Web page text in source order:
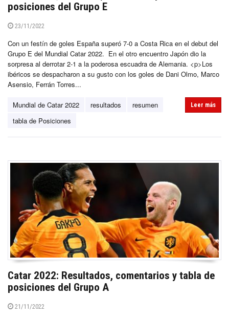
posiciones del Grupo E
23/11/2022
Con un festín de goles España superó 7-0 a Costa Rica en el debut del
Grupo E del Mundial Catar 2022. En el otro encuentro Japón dio la
sorpresa al derrotar 2-1 a la poderosa escuadra de Alemania. <p>Los
ibéricos se despacharon a su gusto con los goles de Dani Olmo, Marco
Asensio, Ferrán Torres...
Mundial de Catar 2022 resultados
resumen
tabla de Posiciones
Leer más
Catar 2022: Resultados, comentarios y tabla de
posiciones del Grupo A
21/11/2022